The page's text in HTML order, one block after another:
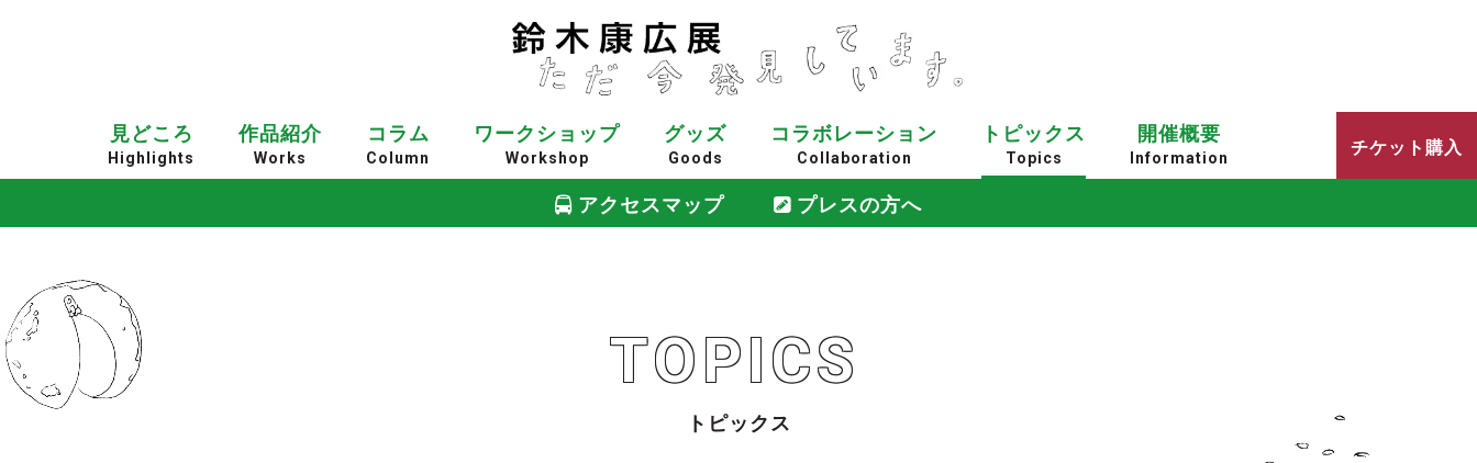
見どころ
Highlights
作品紹介
Works
コラム
Column
ワークショップ
Workshop
グッズ
Goods
コラボレーション
Collaboration
トピックス
Topics
開催概要
Information チケット購入
アクセスマップ プレスの方へ
TOPICS
トピックス